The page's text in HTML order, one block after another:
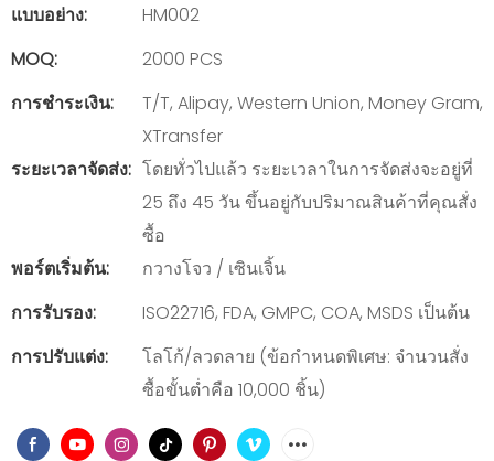
แบบอย่าง:
HM002
MOQ:
2000 PCS
การชำระเงิน:
T/T, Alipay, Western Union, Money Gram,
XTransfer
ระยะเวลาจัดส่ง: โดยทั่วไปแล้ว ระยะเวลาในการจัดส่งจะอยู่ที่
25 ถึง 45 วัน ขึ้นอยู่กับปริมาณสินค้าที่คุณสั่ง
ซื้อ
พอร์ตเริ่มต้น:
กวางโจว / เซินเจิ้น
การรับรอง:
ISO22716, FDA, GMPC, COA, MSDS เป็นต้น
การปรับแต่ง:
โลโก้/ลวดลาย (ข้อกำหนดพิเศษ: จำนวนสั่ง
ซื้อขั้นต่ำคือ 10,000 ชิ้น)